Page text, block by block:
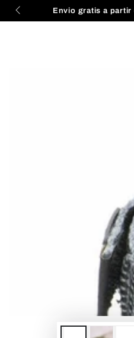
IR AL
CONTENIDO
Envio gratis a partir